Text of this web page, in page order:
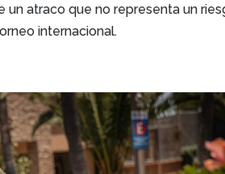
un atraco que no representa un
internacional.